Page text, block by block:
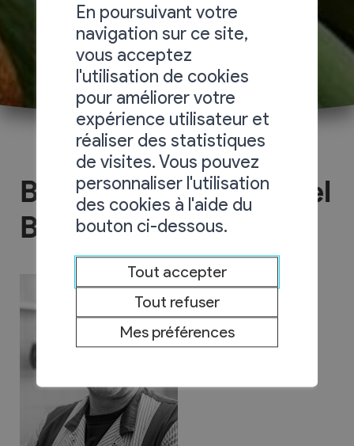
Boucherie Jean-Daniel
Biollaz
En poursuivant votre
navigation sur ce site,
vous acceptez
l'utilisation de cookies
pour améliorer votre
expérience utilisateur et
réaliser des statistiques
de visites. Vous pouvez
personnaliser l'utilisation
des cookies à l'aide du
bouton ci-dessous.
Tout accepter
Tout refuser
Mes préférences